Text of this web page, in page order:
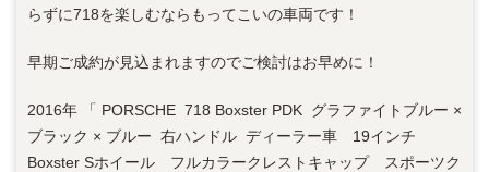
らずに718を楽しむならもってこいの車両です！
早期ご成約が見込まれますのでご検討はお早めに！
2016年 「 PORSCHE 718 Boxster PDK グラファイトブルー ×
ブラック × ブルー 右ハンドル ディーラー車 19インチ
Boxster Sホイール フルカラークレストキャップ スポーツク